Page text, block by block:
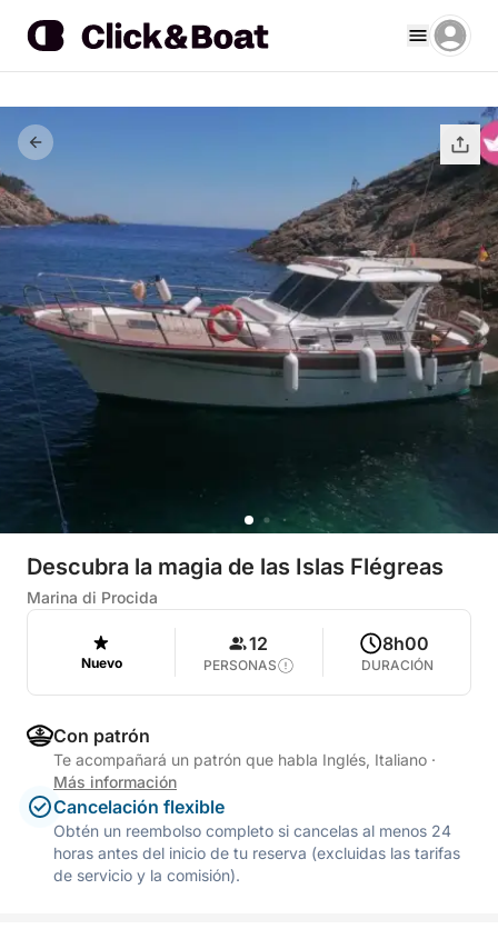
Descubra la magia de las Islas Flégreas
Marina di Procida
Nuevo
12
PERSONAS
8h00
DURACIÓN
Con patrón
Te acompañará un patrón que habla Inglés, Italiano ·
Más información
Cancelación flexible
Obtén un reembolso completo si cancelas al menos 24
horas antes del inicio de tu reserva (excluidas las tarifas
de servicio y la comisión).